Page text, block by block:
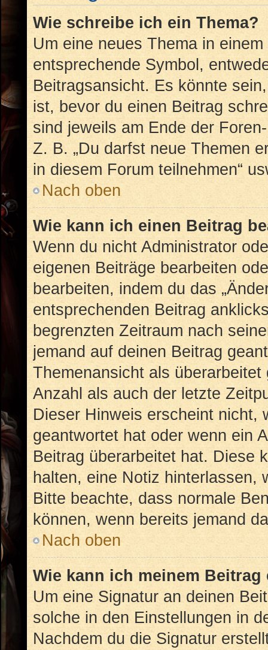
Wie schreibe ich ein Thema?
Um eine neues Thema in
entsprechende Symbol,
Beitragsansicht. Es könnte
ist, bevor du einen Beitrag
sind jeweils am Ende der
Z. B. „Du darfst neue Themen
in diesem Forum teilnehmen“
Nach oben
Wie kann ich einen Beitrag
Wenn du nicht Administrator
eigenen Beiträge bearbeiten
bearbeiten, indem du das
entsprechenden Beitrag
begrenzten Zeitraum nach
jemand auf deinen Beitrag
Themenansicht als
Anzahl als auch der letzte
Dieser Hinweis erscheint nicht,
geantwortet hat oder wenn ein
Beitrag überarbeitet hat. Diese
halten, eine Notiz hinterlassen,
Bitte beachte, dass normale
können, wenn bereits jemand
Nach oben
Wie kann ich meinem
Um eine Signatur an deinen
solche in den Einstellungen in
Nachdem du die Signatur